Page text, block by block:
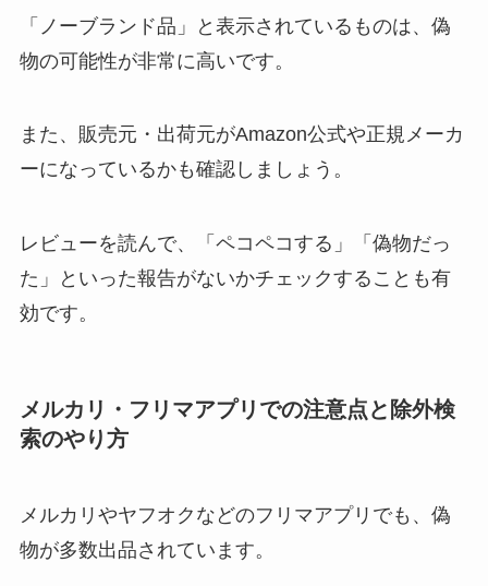
「ノーブランド品」と表示されているものは、偽
物の可能性が非常に高いです。
また、販売元・出荷元がAmazon公式や正規メーカ
ーになっているかも確認しましょう。
レビューを読んで、「ペコペコする」「偽物だっ
た」といった報告がないかチェックすることも有
効です。
メルカリ・フリマアプリでの注意点と除外検
索のやり方
メルカリやヤフオクなどのフリマアプリでも、偽
物が多数出品されています。